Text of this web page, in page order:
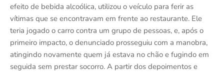
efeito de bebida alcoólica, utilizou o veículo para ferir as
vítimas que se encontravam em frente ao restaurante. Ele
teria jogado o carro contra um grupo de pessoas, e, após o
primeiro impacto, o denunciado prosseguiu com a manobra,
atingindo novamente quem já estava no chão e fugindo em
seguida sem prestar socorro. A partir dos depoimentos e